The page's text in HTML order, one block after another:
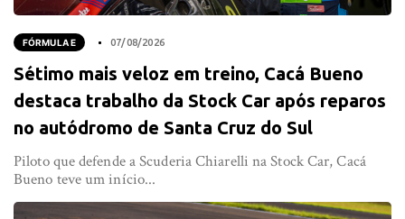
FÓRMULA E 07/08/2026
Sétimo mais veloz em treino, Cacá Bueno
destaca trabalho da Stock Car após reparos
no autódromo de Santa Cruz do Sul
Piloto que defende a Scuderia Chiarelli na Stock Car, Cacá
Bueno teve um início...